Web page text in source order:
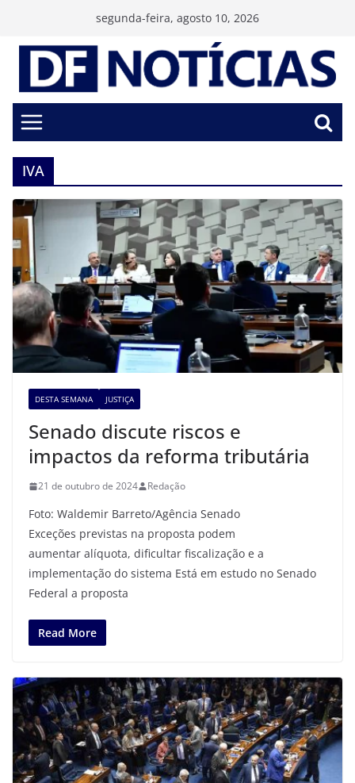
conteúdo
segunda-feira, agosto 10, 2026
IVA
DESTA SEMANA JUSTIÇA
Senado discute riscos e
impactos da reforma tributária
21 de outubro de 2024 Redação
Foto: Waldemir Barreto/Agência Senado
Exceções previstas na proposta podem
aumentar alíquota, dificultar fiscalização e a
implementação do sistema Está em estudo no Senado
Federal a proposta
Read More